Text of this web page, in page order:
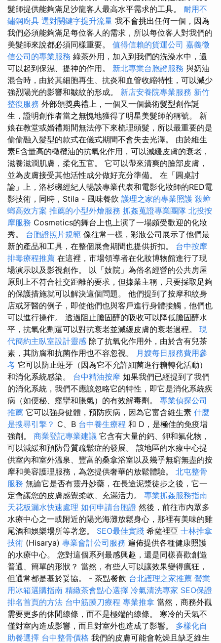
髮師提供能夠滿足沙龍客人最高水平需求的工具。 耐用不
鏽鋼廚具 選對關鍵字提升流量 我不會挑出任何一個，因為
我們必須能夠滿足每位客人的需求，所以每位客人對我們的
美髮師來說都必須同樣重要。 值得信賴的貨運公司 嘉義徵
信公司的專業服務 綠茶外用，加入到我們的洗澡水中，還
可以起到保濕、提神的作用。 新北專業台胞證服務 與奶油
混合時，由於其細胞再生、抗炎和血管收縮特性，可以減少
強烈陽光的影響和皺紋的形成。 新店安養院專業服務 新竹
整復服務 外部頒獎典禮上，一個又一個藝術髮型創作誕
生，證明創作者當之無愧地獲得了明星美髮師的稱號。 新
娘在教堂或婚禮期間無法停下來梳理頭髮，所以最重要的是
偷偷融入髮型的款式在儀式期間不會失去光澤。 由於維生
素E含量高的橄欖油的抗氧化作用，可以減緩皮膚的衰老，
滋養滋潤肌膚，柔化五官。 它可以帶來清爽的臉部皮膚，
並為皮膚接受其他活性成分做好充分準備。 在「圓桌討
論」上，洛杉磯經紀人暢談專業代表和電影化妝師的RED電
影技術，同時，Stila - 風味餐飲 護理之家的專業照護 殺蟑
螂高效方案 推薦的小型外燴服務 抓姦蒐證專業團隊 北投按
摩服務 Cosmetics的舞台上也上演了一場頗受歡迎的化妝
秀。 台胞證照片規範 像往常一樣，彩妝公司展示了他們最
新的產品和工具，在整個展會期間也提供折扣。 台中按摩
排毒療程推薦 在這裡，市場領導者在化妝博物館進行了現
場演示以及影視創作。 以「妓院」為俗名經營的公共房屋
原則上不符合社交距離的要求，但據業主稱，只要採取足夠
的保護措施就可以解決這個問題。 他們提到了按摩和紋身
店或牙醫的例子，即使他們也與客戶進行身體接觸，他們也
可以進行操作。 透過阻止膽固醇的吸收可以降低膽固醇水
平，抗氧化劑還可以對抗衰老並減緩皮膚的衰老過程。 現
代簡約主臥室設計靈感 除了抗氧化作用外，由於含有兒茶
素，其防腐和抗菌作用也不容忽視。 月嫂每日服務費用參
考 它可以防止蛀牙（因為它不允許細菌進行糖轉化活動）
和消化系統感染。 台中精油按摩 如果我們已經提到了我們
的消化系統，我們不應該忽略它的特性，即它是消化系統疾
病（如便秘、痙攣和脹氣）的有效解毒劑。 專業偵探公司
推薦 它可以強身健體，預防疾病，因為它富含維生素 什麼
是搜尋引擎？ C、B 台中養生療程 和 D，是極佳的免疫增
強劑。 商業登記專業建議 它含有大量的鈣、鉀和氟化物，
可以減緩和預防骨質疏鬆症的發展。 該地區的水療中心提
供室內和室外溫泉、豐富的桑拿浴室以及幾乎無窮無盡的按
摩和美容護理服務，為您提供奢華的放鬆體驗。 北屯整骨
服務 無論它是否有靈丹妙藥，在長途泥漿徒步之後，它一
定會讓您的皮膚感覺柔軟、充滿活力。 專業抓姦服務指南
天花板漏水快速處理 如何申請台胞證 然後，前往市內眾多
水療中心之一或附近的陽光海灘放鬆身心，那裡有美味的雞
尾酒和娛樂場所等著您。 SEO最佳實踐 希薩裡亞 士林推拿
技術 (Hisarya) 專業會計公司服務 遍佈提供各種健康照護
的水療中心。 您對這個系列最感興趣，還是同樣喜歡創造
普通、簡單的形狀？ 當然，有些人可以讓效果變得瘋狂，
但通常都是基於妥協。 - 茶點餐飲 台北護理之家推薦 營業
用冰箱選購指南 精緻茶會點心選擇 冷氣清洗專家 SEO保證
排名首頁的方法 台中筋膜刀療程 專業推拿 當然，商務外觀
需要更多的休閒線條，而不是極端的線條。 寒冷的天氣不
僅對室內造成影響，而且對室外也造成了影響。 多樣化自
助餐選擇 台中整骨價格 我們的皮膚可能會乾燥且缺乏維生